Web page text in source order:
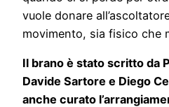
vuole donare
movimento, sia fisico che
Il brano è stato scritto da
Davide Sartore e Diego
anche curato